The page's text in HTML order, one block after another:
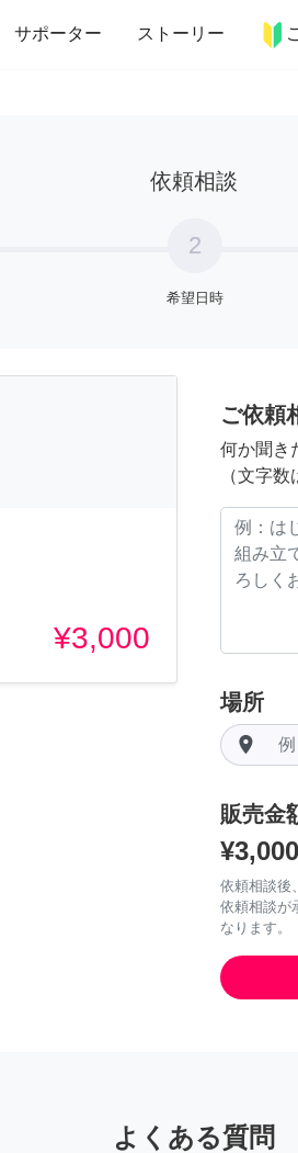
サポーター ストーリー
テリア 趣味・習い事 ペット
依頼相談
2
希望日時
¥3,000
ご依頼
何か聞き
（文字数
場所
room
販売金
¥3,000
依頼相談後
依頼相談が
なります。
よくある質問